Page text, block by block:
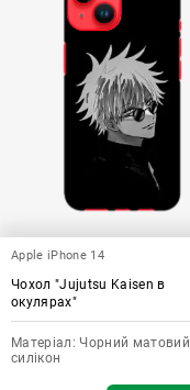
Apple iPhone 14
Чохол "Jujutsu Kaisen в
окулярах"
Матеріал: Чорний матовий
силікон